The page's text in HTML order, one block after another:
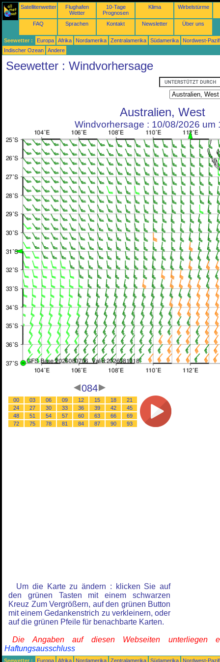
Satellitenwetter
Flughafen
Wetter
10-Tage
Prognosen
Klima Wirbelstürme
FAQ Sprachen Kontakt Newsletter Über uns
Seewetter : Europa Afrika Nordamerika Zentralamerika Südamerika
Nordwest-
Indischer Ozean
Andere
Seewetter : Windvorhersage
Australien, West
Windvorhersage : 10/08/2026 um
084
00 03 06 09 12 15 18
21
24
27 30 33 36 39 42
45
48
51 54 57 60 63 66
69
72
75 78 81 84 87 90 93
Um die Karte zu ändern : klicken Sie auf
den grünen Tasten mit einem schwarzen
Kreuz Zum Vergrößern, auf den grünen Button
mit einem Gedankenstrich zu verkleinern, oder
auf die grünen Pfeile für benachbarte Karten.
Die Angaben auf diesen Webseiten unterliegen
Haftungsausschluss
Seewetter : Europa Afrika Nordamerika Zentralamerika Südamerika
Nordwest-